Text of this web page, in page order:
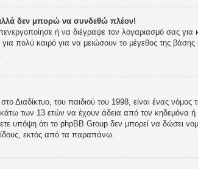
δεν μπορώ να συνδεθώ πλέον!
ή να διέγραψε τον λογαριασμό σας
πολύ καιρό για να μειώσουν το μέγεθος της
Διαδίκτυο, του παιδιού του 1998, είναι ένας
των 13 ετών να έχουν άδεια από τον κηδεμόνα
υπόψη ότι το phpBB Group δεν μπορεί να δώσει
εκτός από τα παραπάνω.